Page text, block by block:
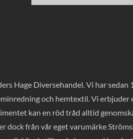
Hage Diversehandel. Vi har
och hemtextil. Vi erbjuder
kan en röd tråd alltid
dock från vår eget varumärke